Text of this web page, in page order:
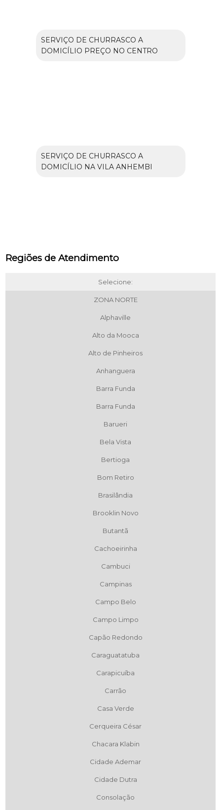
SERVIÇO DE CHURRASCO A
DOMICÍLIO PREÇO NO CENTRO
SERVIÇO DE CHURRASCO A
DOMICÍLIO NA VILA ANHEMBI
Regiões de Atendimento
Selecione:
ZONA NORTE
Alphaville
Alto da Mooca
Alto de Pinheiros
Anhanguera
Barra Funda
Barra Funda
Barueri
Bela Vista
Bertioga
Bom Retiro
Brasilândia
Brooklin Novo
Butantã
Cachoeirinha
Cambuci
Campinas
Campo Belo
Campo Limpo
Capão Redondo
Caraguatatuba
Carapicuíba
Carrão
Casa Verde
Cerqueira César
Chacara Klabin
Cidade Ademar
Cidade Dutra
Consolação